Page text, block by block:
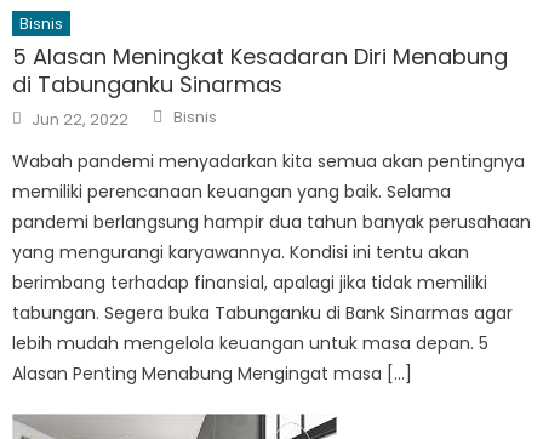
Bisnis
5 Alasan Meningkat Kesadaran Diri Menabung
di Tabunganku Sinarmas
Posted
on
Jun 22, 2022 Author
Bisnis
Wabah pandemi menyadarkan kita semua akan pentingnya
memiliki perencanaan keuangan yang baik. Selama
pandemi berlangsung hampir dua tahun banyak perusahaan
yang mengurangi karyawannya. Kondisi ini tentu akan
berimbang terhadap finansial, apalagi jika tidak memiliki
tabungan. Segera buka Tabunganku di Bank Sinarmas agar
lebih mudah mengelola keuangan untuk masa depan. 5
Alasan Penting Menabung Mengingat masa […]